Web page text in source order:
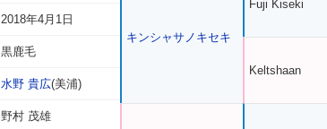
2018年4月1日
黒鹿毛
水野 貴広(美浦)
野村 茂雄
キンシャサノキセキ
Fuji Kiseki
Keltshaan